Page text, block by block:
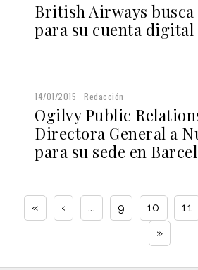
British Airways busca
para su cuenta digital
14/01/2015 Redacción
Ogilvy Public
Directora General a
para su sede en
« ‹ ... 9 10 11
»